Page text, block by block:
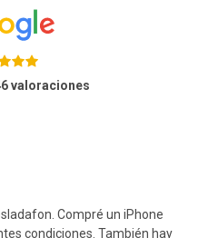
valoraciones
Compré un iPhone
condiciones. También hay